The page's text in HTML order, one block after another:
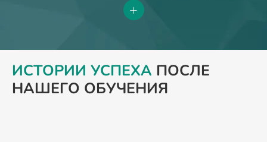
+
ИСТОРИИ УСПЕХА ПОСЛЕ
НАШЕГО ОБУЧЕНИЯ